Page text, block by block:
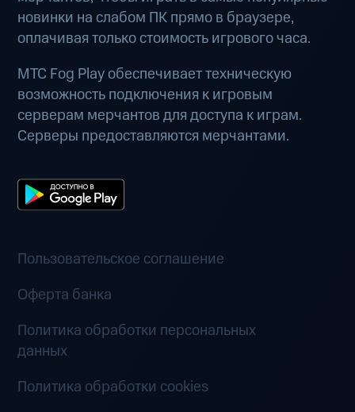
новинки на слабом ПК прямо в браузере,
оплачивая только стоимость игрового часа.
МТС Fog Play обеспечивает техническую
возможность подключения к игровым
серверам мерчантов для доступа к играм.
Серверы предоставляются мерчантами.
Пользовательское соглашение
Оферта банка
Политика обработки персональных
данных
Политика обработки cookies